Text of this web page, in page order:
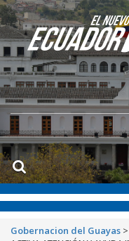
Gobernacion del Guayas >